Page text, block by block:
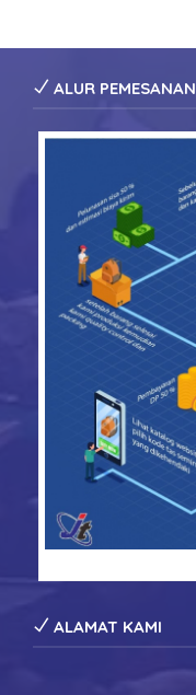
ALUR PEMESANAN
ALAMAT KAMI